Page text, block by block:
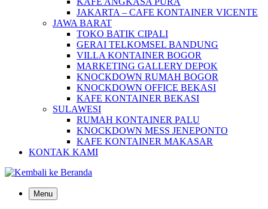
JAKARTA – CAFE KONTAINER VICENTE
JAWA BARAT
TOKO BATIK CIPALI
GERAI TELKOMSEL BANDUNG
VILLA KONTAINER BOGOR
MARKETING GALLERY DEPOK
KNOCKDOWN RUMAH BOGOR
KNOCKDOWN OFFICE BEKASI
KAFE KONTAINER BEKASI
SULAWESI
RUMAH KONTAINER PALU
KNOCKDOWN MESS JENEPONTO
KAFE KONTAINER MAKASAR
KONTAK KAMI
Menu